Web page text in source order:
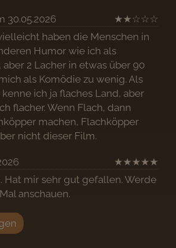
30.05.2026 ★★☆☆☆
haben die Menschen in
Humor wie ich als
2 Lacher in etwas über 90
als Komödie zu wenig. Als
ich ja flaches Land, aber
flacher. Wenn Flach, dann
machen, Flachköpper
nicht dieser Film.
★★★★★
Hat mir sehr gut gefallen. Werde
anschauen.